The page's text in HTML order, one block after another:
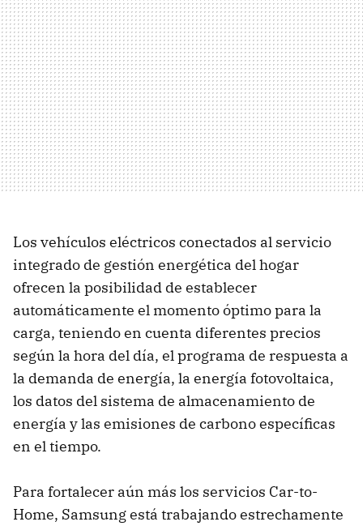
Los vehículos eléctricos conectados al servicio
integrado de gestión energética del hogar
ofrecen la posibilidad de establecer
automáticamente el momento óptimo para la
carga, teniendo en cuenta diferentes precios
según la hora del día, el programa de respuesta a
la demanda de energía, la energía fotovoltaica,
los datos del sistema de almacenamiento de
energía y las emisiones de carbono específicas
en el tiempo.
Para fortalecer aún más los servicios Car-to-
Home, Samsung está trabajando estrechamente